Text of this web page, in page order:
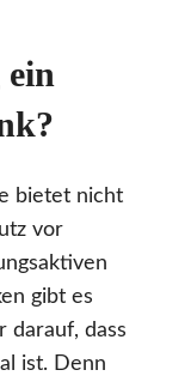
bietet nicht
vor
gibt es
darauf, dass
ist. Denn